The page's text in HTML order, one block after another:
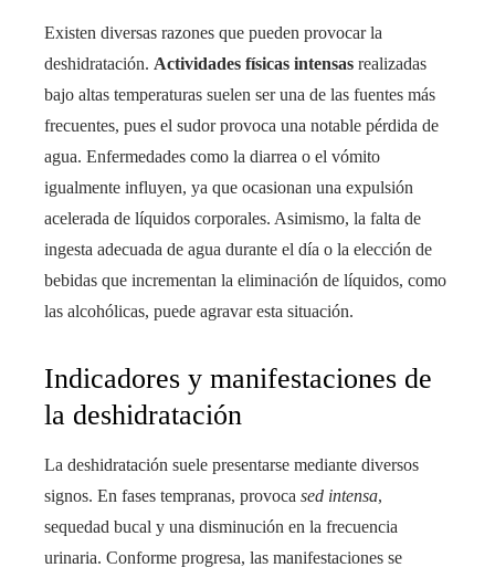
Existen diversas razones que pueden provocar la
deshidratación. Actividades físicas intensas realizadas
bajo altas temperaturas suelen ser una de las fuentes más
frecuentes, pues el sudor provoca una notable pérdida de
agua. Enfermedades como la diarrea o el vómito
igualmente influyen, ya que ocasionan una expulsión
acelerada de líquidos corporales. Asimismo, la falta de
ingesta adecuada de agua durante el día o la elección de
bebidas que incrementan la eliminación de líquidos, como
las alcohólicas, puede agravar esta situación.
Indicadores y manifestaciones de
la deshidratación
La deshidratación suele presentarse mediante diversos
signos. En fases tempranas, provoca sed intensa,
sequedad bucal y una disminución en la frecuencia
urinaria. Conforme progresa, las manifestaciones se